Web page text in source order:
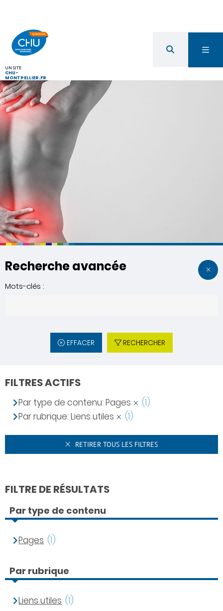
UN SITE
CHU-
MONTPELLIER.FR
Recherche avancée
Mots-clés :
EFFACER RECHERCHER
FILTRES ACTIFS
Par type de contenu: Pages
(1)
Par rubrique: Liens utiles
(1)
RETIRER TOUS LES FILTRES
FILTRE DE RÉSULTATS
Par type de contenu
Pages (1)
Par rubrique
Liens utiles (1)